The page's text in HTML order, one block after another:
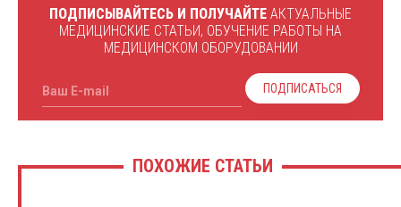
ПОДПИСЫВАЙТЕСЬ И ПОЛУЧАЙТЕ АКТУАЛЬНЫЕ
МЕДИЦИНСКИЕ СТАТЬИ, ОБУЧЕНИЕ РАБОТЫ НА
МЕДИЦИНСКОМ ОБОРУДОВАНИИ
Ваш E-mail ПОДПИСАТЬСЯ
ПОХОЖИЕ СТАТЬИ